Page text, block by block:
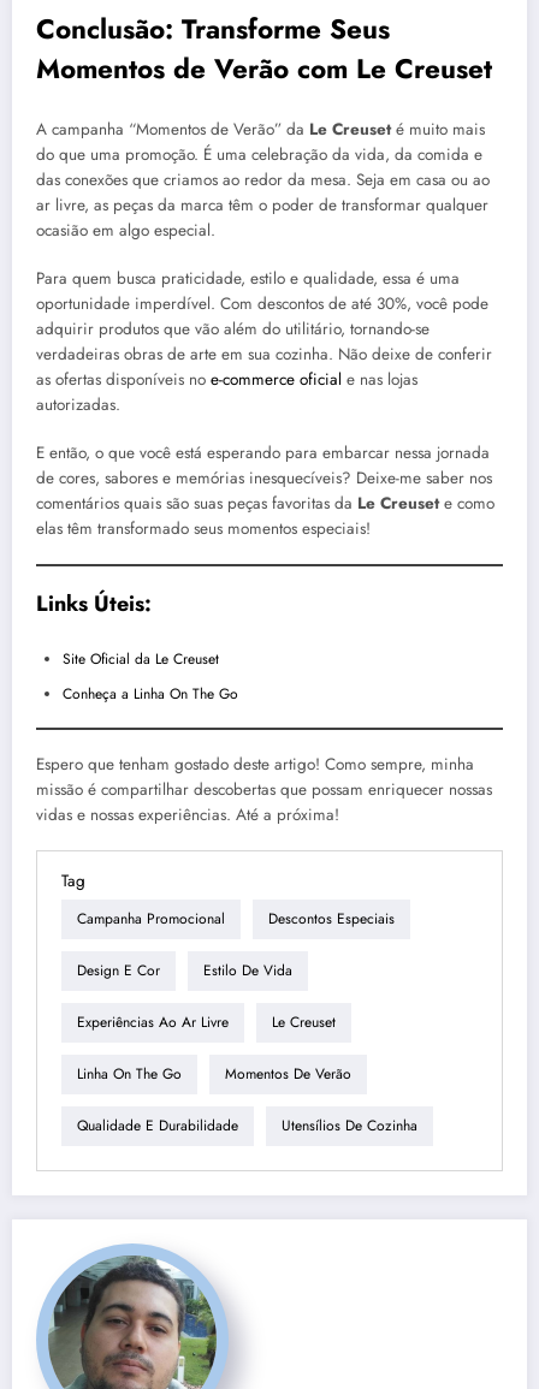
Conclusão: Transforme Seus
Momentos de Verão com Le Creuset
A campanha “Momentos de Verão” da Le Creuseté muito mais
do que uma promoção. É uma celebração da vida, da comida e
das conexões que criamos ao redor da mesa. Seja em casa ou ao
ar livre, as peças da marca têm o poder de transformar qualquer
ocasião em algo especial.
Para quem busca praticidade, estilo e qualidade, essa é uma
oportunidade imperdível. Com descontos de até 30%, você pode
adquirir produtos que vão além do utilitário, tornando-se
verdadeiras obras de arte em sua cozinha. Não deixe de conferir
as ofertas disponíveis no e-commerce oficial e nas lojas
autorizadas.
E então, o que você está esperando para embarcar nessa jornada
de cores, sabores e memórias inesquecíveis? Deixe-me saber nos
comentários quais são suas peças favoritas da Le Creusete como
elas têm transformado seus momentos especiais!
Links Úteis:
Site Oficial da Le Creuset
Conheça a Linha On The Go
Espero que tenham gostado deste artigo! Como sempre, minha
missão é compartilhar descobertas que possam enriquecer nossas
vidas e nossas experiências. Até a próxima!
Tag
Campanha Promocional Descontos Especiais
Design E Cor Estilo De Vida
Experiências Ao Ar Livre Le Creuset
Linha On The Go Momentos De Verão
Qualidade E Durabilidade Utensílios De Cozinha